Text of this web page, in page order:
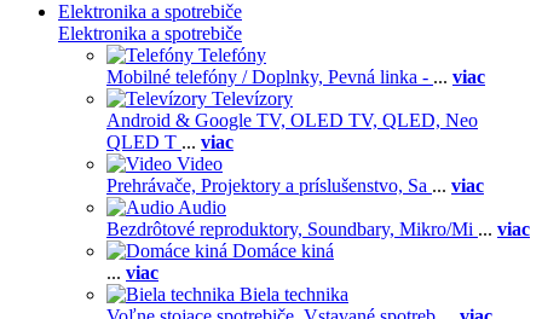
Elektronika a spotrebiče
Elektronika a spotrebiče
Telefóny
Mobilné telefóny / Doplnky, Pevná linka - ... viac
Televízory
Android & Google TV, OLED TV, QLED, Neo
QLED T ... viac
Video
Prehrávače, Projektory a príslušenstvo, Sa ... viac
Audio
Bezdrôtové reproduktory, Soundbary, Mikro/Mi ... viac
Domáce kiná
... viac
Biela technika